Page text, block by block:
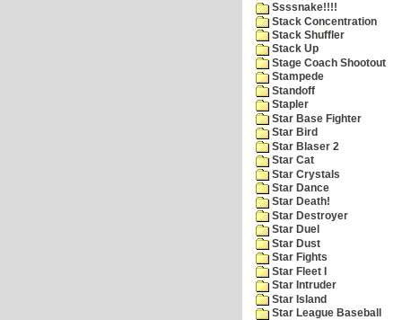
Ssssnake!!!!
Stack Concentration
Stack Shuffler
Stack Up
Stage Coach Shootout
Stampede
Standoff
Stapler
Star Base Fighter
Star Bird
Star Blaser 2
Star Cat
Star Crystals
Star Dance
Star Death!
Star Destroyer
Star Duel
Star Dust
Star Fights
Star Fleet I
Star Intruder
Star Island
Star League Baseball